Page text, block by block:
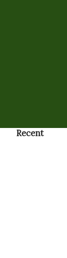
Recent